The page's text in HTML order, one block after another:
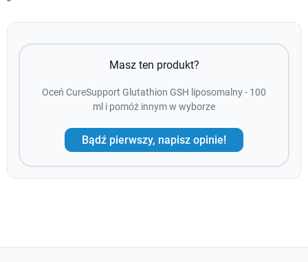
Masz ten produkt?
Oceń CureSupport Glutathion GSH liposomalny - 100
ml i pomóż innym w wyborze
Bądź pierwszy, napisz opinie!